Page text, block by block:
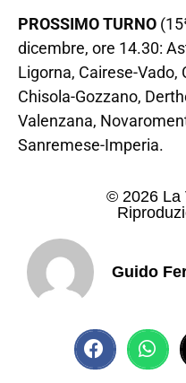
PROSSIMO TURNO
dicembre, ore 14.30:
Ligorna, Cairese-Vado,
Chisola-Gozzano,
Valenzana,
Sanremese-Imperia.
© 2026 La
Guido